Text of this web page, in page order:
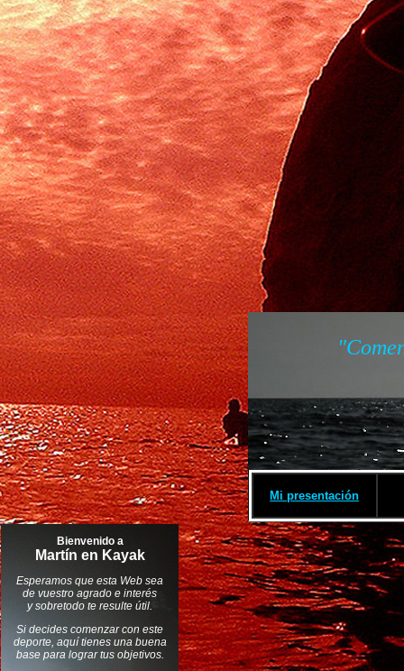
Primer
Mi presentación
Bienvenido a
Martín en Kayak
Esperamos que esta Web sea
de vuestro agrado e interés
y sobretodo te resulte útil.
Si decides comenzar con este
deporte, aquí tienes una buena
base para lograr tus objetivos.